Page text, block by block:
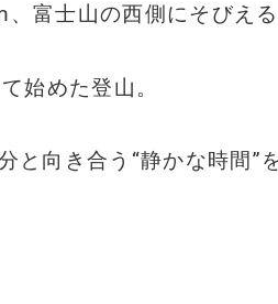
富士山の西側にそびえ
始めた登山。
と向き合う“静かな時間”